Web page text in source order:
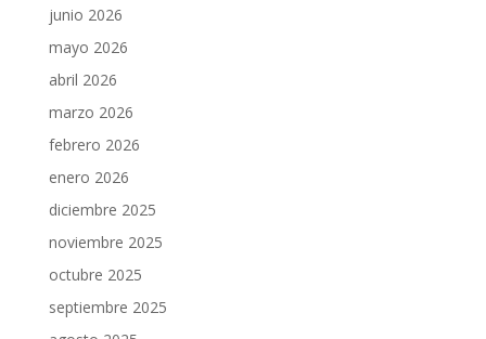
junio 2026
mayo 2026
abril 2026
marzo 2026
febrero 2026
enero 2026
diciembre 2025
noviembre 2025
octubre 2025
septiembre 2025